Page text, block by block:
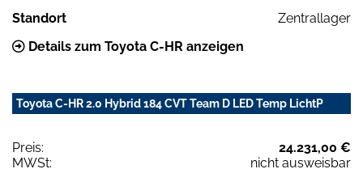
Standort
Zentrallager
Details zum Toyota C-HR anzeigen
Toyota C-HR 2.0 Hybrid 184 CVT Team D LED Temp LichtP
Preis:
24.231,00 €
MWSt:
nicht ausweisbar